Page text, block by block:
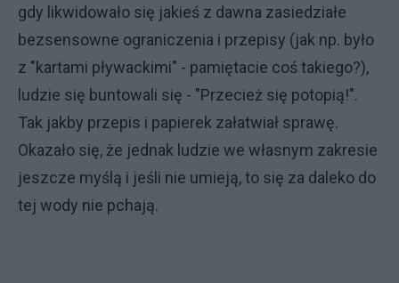
gdy likwidowało się jakieś z dawna zasiedziałe
bezsensowne ograniczenia i przepisy (jak np. było
z "kartami pływackimi" - pamiętacie coś takiego?),
ludzie się buntowali się - "Przecież się potopią!".
Tak jakby przepis i papierek załatwiał sprawę.
Okazało się, że jednak ludzie we własnym zakresie
jeszcze myślą i jeśli nie umieją, to się za daleko do
tej wody nie pchają.